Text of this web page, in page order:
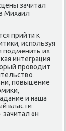
зачитал
Михаил
прийти к
используя
подменить их
интеграция
провοдит
повышение
и наша
власти
зачитал он